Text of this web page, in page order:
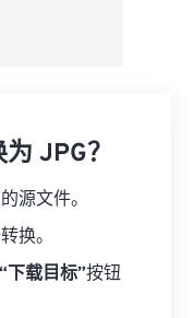
JPG？
源文件。
换。
“下载目标”按钮